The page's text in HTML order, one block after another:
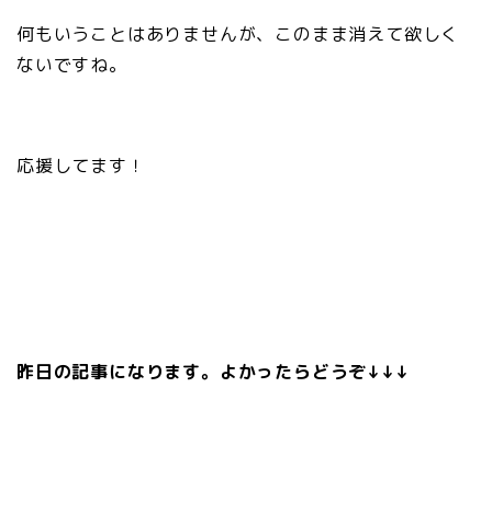
何もいうことはありませんが、このまま消えて欲しく
ないですね。
応援してます！
昨日の記事になります。よかったらどうぞ↓↓↓